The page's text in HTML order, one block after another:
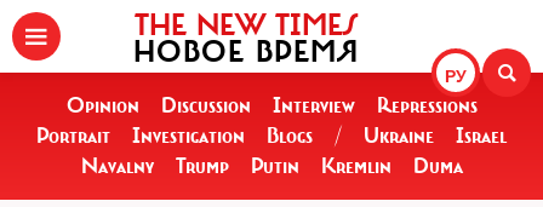
РУ
THE NEW TIMES
НОВОЕ ВРЕМЯ
Opinion Discussion Interview
Repressions
Portrait
Investigation Blogs / Ukraine
Israel
Navalny
Trump Putin Kremlin Duma